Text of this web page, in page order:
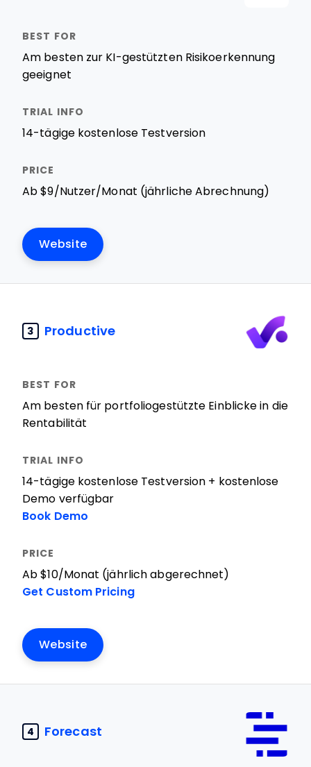
Am besten zur KI-gestützten Risikoerkennung
geeignet
14-tägige kostenlose Testversion
Ab $9/Nutzer/Monat (jährliche Abrechnung)
Website
3 Productive
Am besten für portfoliogestützte Einblicke in die
Rentabilität
14-tägige kostenlose Testversion + kostenlose
Demo verfügbar
Book Demo
Ab $10/Monat (jährlich abgerechnet)
Get Custom Pricing
Website
4 Forecast